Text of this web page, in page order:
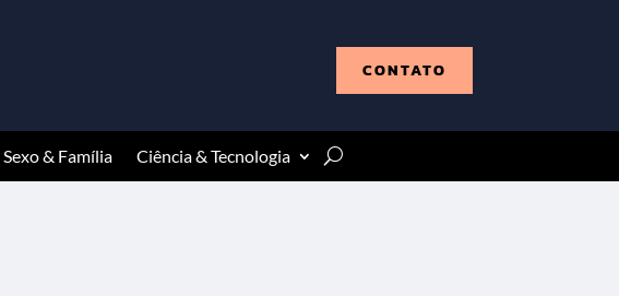
CONTATO
Sexo & Família Ciência & Tecnologia